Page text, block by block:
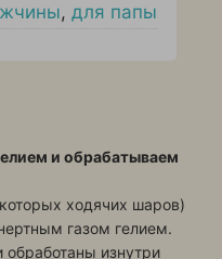
, для папы
и обрабатываем
ходячих шаров)
газом гелием.
изнутри